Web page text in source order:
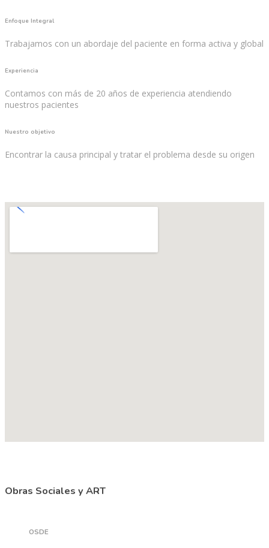
Enfoque Integral
Trabajamos con un abordaje del paciente en forma activa y global
Experiencia
Contamos con más de 20 años de experiencia atendiendo
nuestros pacientes
Nuestro objetivo
Encontrar la causa principal y tratar el problema desde su origen
Obras Sociales y ART
OSDE